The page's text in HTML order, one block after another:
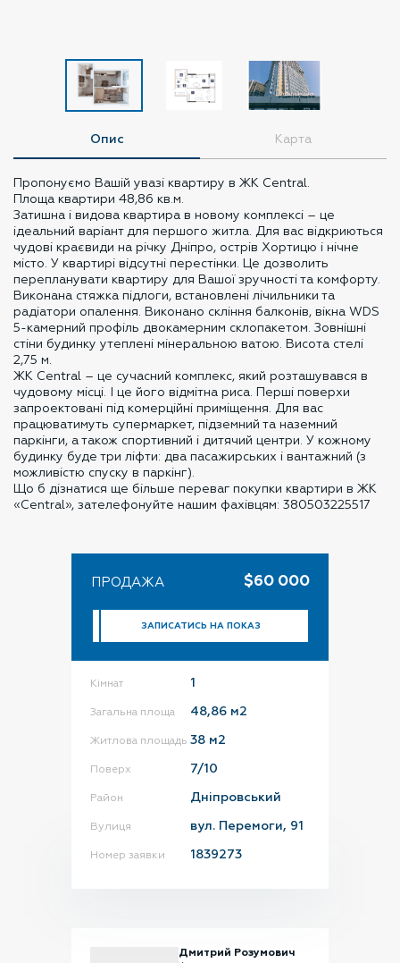
Опис Карта
Пропонуємо Вашій увазі квартиру в ЖК Central.
Площа квартири 48,86 кв.м.
Затишна і видова квартира в новому комплексі – це
ідеальний варіант для першого житла. Для вас відкриються
чудові краєвиди на річку Дніпро, острів Хортицю і нічне
місто. У квартирі відсутні перестінки. Це дозволить
перепланувати квартиру для Вашої зручності та комфорту.
Виконана стяжка підлоги, встановлені лічильники та
радіатори опалення. Виконано скління балконів, вікна WDS
5-камерний профіль двокамерним склопакетом. Зовнішні
стіни будинку утеплені мінеральною ватою. Висота стелі
2,75 м.
ЖК Central – це сучасний комплекс, який розташувався в
чудовому місці. І це його відмітна риса. Перші поверхи
запроектовані під комерційні приміщення. Для вас
працюватимуть супермаркет, підземний та наземний
паркінги, а також спортивний і дитячий центри. У кожному
будинку буде три ліфти: два пасажирських і вантажний (з
можливістю спуску в паркінг).
Що б дізнатися ще більше переваг покупки квартири в ЖК
«Central», зателефонуйте нашим фахівцям: 380503225517
1-кімнатна, ЖК Central
Лицензионное соглашение
Для корректной работы Raster JS API нужен ключ. Помощь:
ПРОДАЖА $60 000
ЗАПИСАТИСЬ НА ПОКАЗ
Кімнат 1
Загальна площа 48,86 м2
Житлова площадь 38 м2
Поверх 7/10
Район Дніпровський
Вулиця вул. Перемоги, 91
Номер заявки 1839273
Дмитрий Розумович